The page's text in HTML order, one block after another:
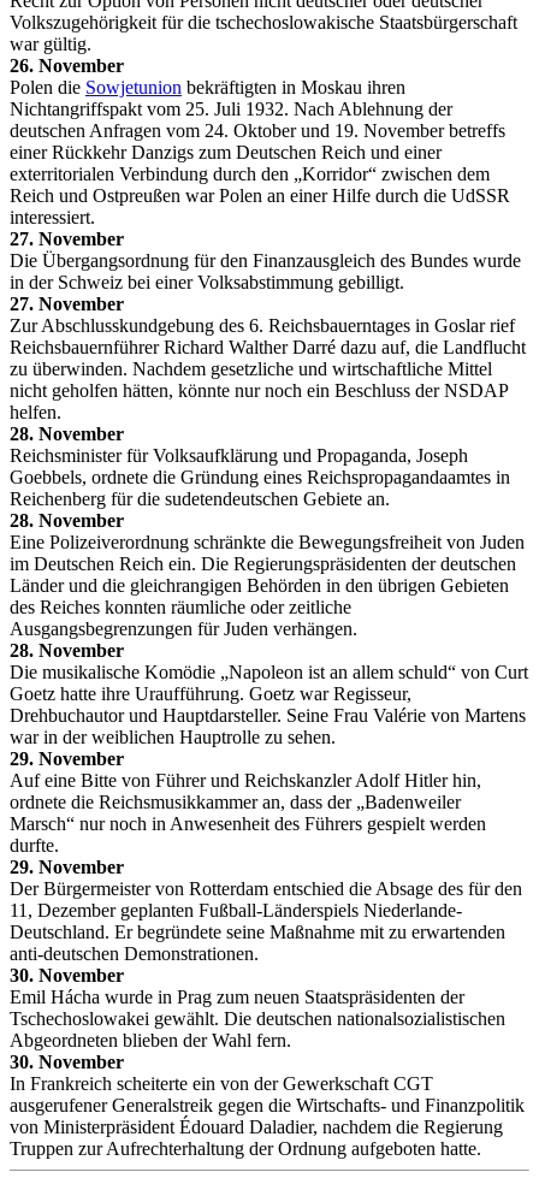
Volkszugehörigkeit für die tschechoslowakische Staatsbürgerschaft
war gültig.
26. November
Polen die Sowjetunion bekräftigten in Moskau ihren
Nichtangriffspakt vom 25. Juli 1932. Nach Ablehnung der
deutschen Anfragen vom 24. Oktober und 19. November betreffs
einer Rückkehr Danzigs zum Deutschen Reich und einer
exterritorialen Verbindung durch den „Korridor“ zwischen dem
Reich und Ostpreußen war Polen an einer Hilfe durch die UdSSR
interessiert.
27. November
Die Übergangsordnung für den Finanzausgleich des Bundes wurde
in der Schweiz bei einer Volksabstimmung gebilligt.
27. November
Zur Abschlusskundgebung des 6. Reichsbauerntages in Goslar rief
Reichsbauernführer Richard Walther Darré dazu auf, die Landflucht
zu überwinden. Nachdem gesetzliche und wirtschaftliche Mittel
nicht geholfen hätten, könnte nur noch ein Beschluss der NSDAP
helfen.
28. November
Reichsminister für Volksaufklärung und Propaganda, Joseph
Goebbels, ordnete die Gründung eines Reichspropagandaamtes in
Reichenberg für die sudetendeutschen Gebiete an.
28. November
Eine Polizeiverordnung schränkte die Bewegungsfreiheit von Juden
im Deutschen Reich ein. Die Regierungspräsidenten der deutschen
Länder und die gleichrangigen Behörden in den übrigen Gebieten
des Reiches konnten räumliche oder zeitliche
Ausgangsbegrenzungen für Juden verhängen.
28. November
Die musikalische Komödie „Napoleon ist an allem schuld“ von Curt
Goetz hatte ihre Uraufführung. Goetz war Regisseur,
Drehbuchautor und Hauptdarsteller. Seine Frau Valérie von Martens
war in der weiblichen Hauptrolle zu sehen.
29. November
Auf eine Bitte von Führer und Reichskanzler Adolf Hitler hin,
ordnete die Reichsmusikkammer an, dass der „Badenweiler
Marsch“ nur noch in Anwesenheit des Führers gespielt werden
durfte.
29. November
Der Bürgermeister von Rotterdam entschied die Absage des für den
11, Dezember geplanten Fußball-Länderspiels Niederlande-
Deutschland. Er begründete seine Maßnahme mit zu erwartenden
anti-deutschen Demonstrationen.
30. November
Emil Hácha wurde in Prag zum neuen Staatspräsidenten der
Tschechoslowakei gewählt. Die deutschen nationalsozialistischen
Abgeordneten blieben der Wahl fern.
30. November
In Frankreich scheiterte ein von der Gewerkschaft CGT
ausgerufener Generalstreik gegen die Wirtschafts- und Finanzpolitik
von Ministerpräsident Édouard Daladier, nachdem die Regierung
Truppen zur Aufrechterhaltung der Ordnung aufgeboten hatte.